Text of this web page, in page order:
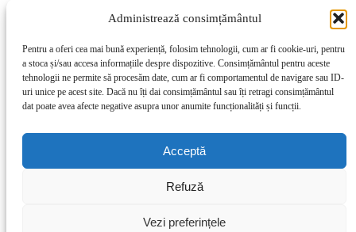
Administrează consimțământul
Pentru a oferi cea mai bună experiență, folosim tehnologii, cum ar fi cookie-uri, pentru
a stoca și/sau accesa informațiile despre dispozitive. Consimțământul pentru aceste
tehnologii ne permite să procesăm date, cum ar fi comportamentul de navigare sau ID-
uri unice pe acest site. Dacă nu îți dai consimțământul sau îți retragi consimțământul
dat poate avea afecte negative asupra unor anumite funcționalități și funcții.
Acceptă
Refuză
Vezi preferințele
Pachete Promoționale
Acasă
Cum Cumpăr
Articole Interesante
Locație Showroom